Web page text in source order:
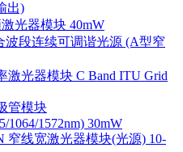
出)
光器模块 40mW
波段连续可调谐光源 (A型窄
激光器模块 C Band ITU Grid
管模块
1064/1572nm) 30mW
窄线宽激光器模块(光源) 10-